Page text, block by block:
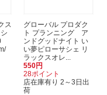
ス
グローバル プロダク
ト プランニング ア
ンドグッドナイト い
い夢ピローサシェ リ
ラックスオレ...
550円
28ポイント
店在庫有り 2～3日出
荷